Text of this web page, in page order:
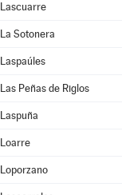
Lascuarre
La Sotonera
Laspaúles
Las Peñas de Riglos
Laspuña
Loarre
Loporzano